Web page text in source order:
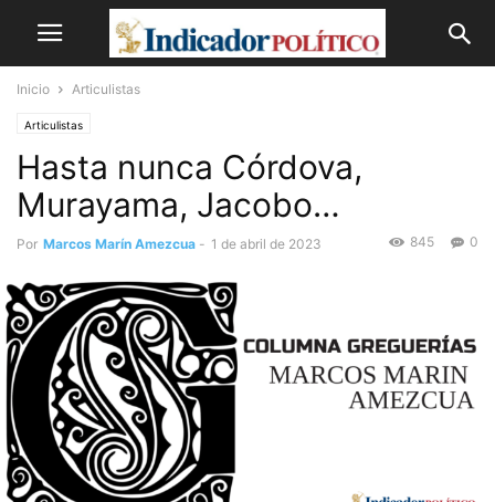
Inicio Articulistas
Articulistas
Hasta nunca Córdova,
Murayama, Jacobo…
Por Marcos Marín Amezcua - 1 de abril de 2023 0
845